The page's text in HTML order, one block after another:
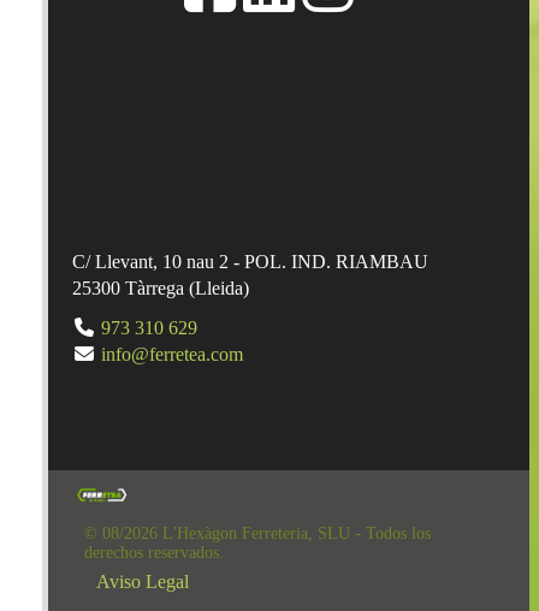
C/ Llevant, 10 nau 2 - POL. IND. RIAMBAU
25300 Tàrrega (Lleida)
973 310 629
info@ferretea.com
© 08/2026 L'Hexàgon Ferreteria, SLU - Todos los
derechos reservados.
Aviso Legal